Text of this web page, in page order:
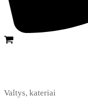
Valtys, kateriai